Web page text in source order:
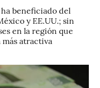
beneficiado del
y EE.UU.; sin
en la región que
atractiva